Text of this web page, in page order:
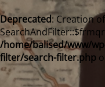
Deprecated: Creation
/home/balised/www/
filter/search-filter.php